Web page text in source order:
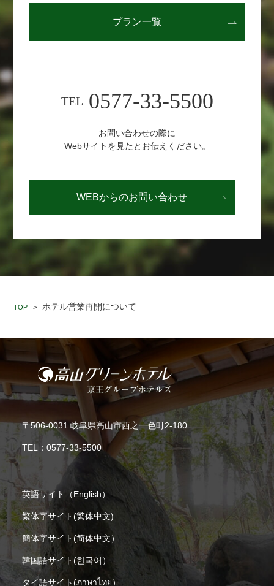
プラン一覧
TEL 0577-33-5500
お問い合わせの際に
Webサイトを見たとお伝えください。
WEBからのお問い合わせ
TOP > ホテル営業再開について
〒506-0031 岐阜県高山市西之一色町2-180
TEL： 0577-33-5500
英語サイト（English）
繁体字サイト(繁体中文)
簡体字サイト(简体中文）
韓国語サイト(한국어）
タイ語サイト(ภาษาไทย）